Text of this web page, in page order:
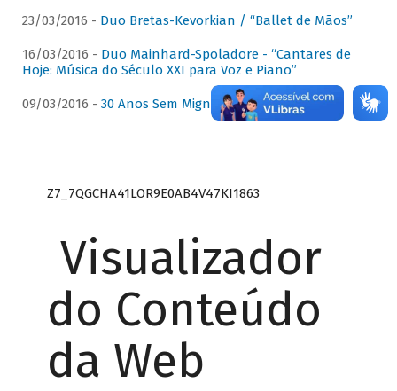
23/03/2016 - Duo Bretas-Kevorkian / “Ballet de Mãos”
16/03/2016 - Duo Mainhard-Spoladore - “Cantares de
Hoje: Música do Século XXI para Voz e Piano”
09/03/2016 - 30 Anos Sem Mignone
Z7_7QGCHA41LOR9E0AB4V47KI1863
Visualizador
do Conteúdo
da Web